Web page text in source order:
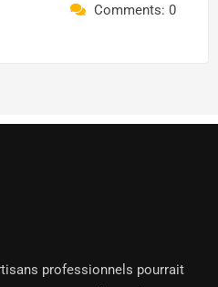
Comments: 0
professionnels pourrait